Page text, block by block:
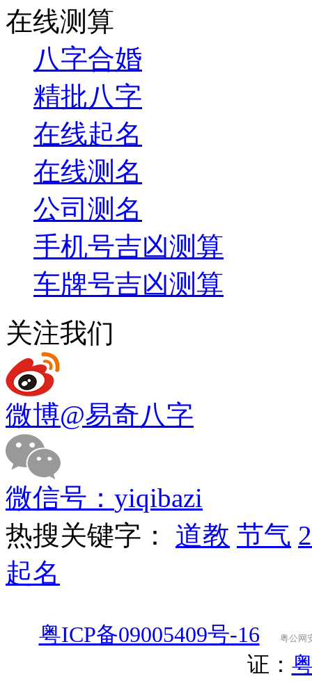
在线测算
八字合婚
精批八字
在线起名
在线测名
公司测名
手机号吉凶测算
车牌号吉凶测算
关注我们
微博@易奇八字
微信号： yiqibazi
热搜关键字： 道教 节气
起名
粤ICP备09005409号-16 粤公网
证：